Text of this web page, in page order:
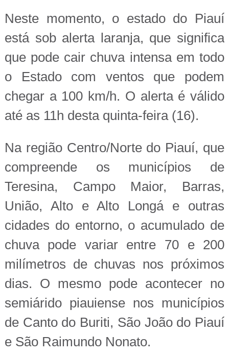
Neste momento, o estado do Piauí
está sob alerta laranja, que significa
que pode cair chuva intensa em todo
o Estado com ventos que podem
chegar a 100 km/h. O alerta é válido
até as 11h desta quinta-feira (16).
Na região Centro/Norte do Piauí, que
compreende os municípios de
Teresina, Campo Maior, Barras,
União, Alto e Alto Longá e outras
cidades do entorno, o acumulado de
chuva pode variar entre 70 e 200
milímetros de chuvas nos próximos
dias. O mesmo pode acontecer no
semiárido piauiense nos municípios
de Canto do Buriti, São João do Piauí
e São Raimundo Nonato.